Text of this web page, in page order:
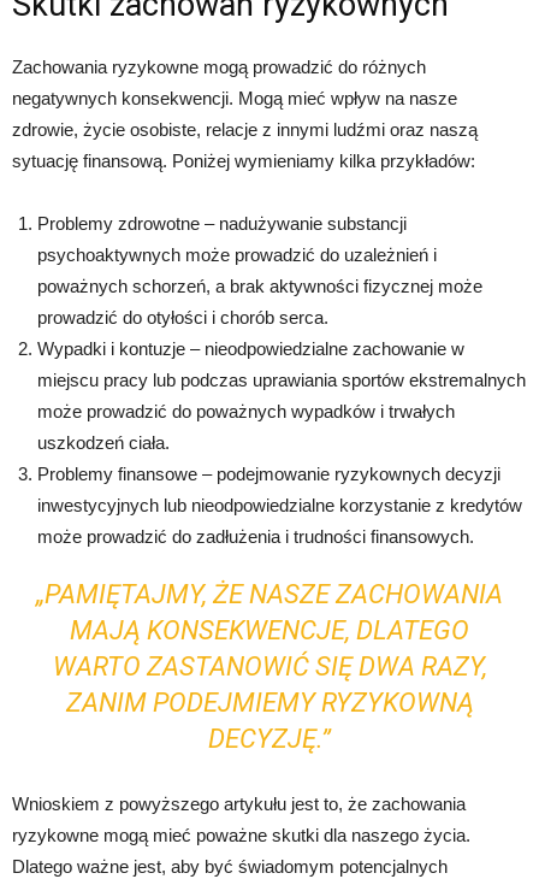
Zachowania ryzykowne mogą prowadzić do różnych
negatywnych konsekwencji. Mogą mieć wpływ na nasze
zdrowie, życie osobiste, relacje z innymi ludźmi oraz naszą
sytuację finansową. Poniżej wymieniamy kilka przykładów:
Problemy zdrowotne – nadużywanie substancji
psychoaktywnych może prowadzić do uzależnień i
poważnych schorzeń, a brak aktywności fizycznej może
prowadzić do otyłości i chorób serca.
Wypadki i kontuzje – nieodpowiedzialne zachowanie w
miejscu pracy lub podczas uprawiania sportów ekstremalnych
może prowadzić do poważnych wypadków i trwałych
uszkodzeń ciała.
Problemy finansowe – podejmowanie ryzykownych decyzji
inwestycyjnych lub nieodpowiedzialne korzystanie z kredytów
może prowadzić do zadłużenia i trudności finansowych.
„PAMIĘTAJMY, ŻE NASZE ZACHOWANIA
MAJĄ KONSEKWENCJE, DLATEGO
WARTO ZASTANOWIĆ SIĘ DWA RAZY,
ZANIM PODEJMIEMY RYZYKOWNĄ
DECYZJĘ.”
Wnioskiem z powyższego artykułu jest to, że zachowania
ryzykowne mogą mieć poważne skutki dla naszego życia.
Dlatego ważne jest, aby być świadomym potencjalnych